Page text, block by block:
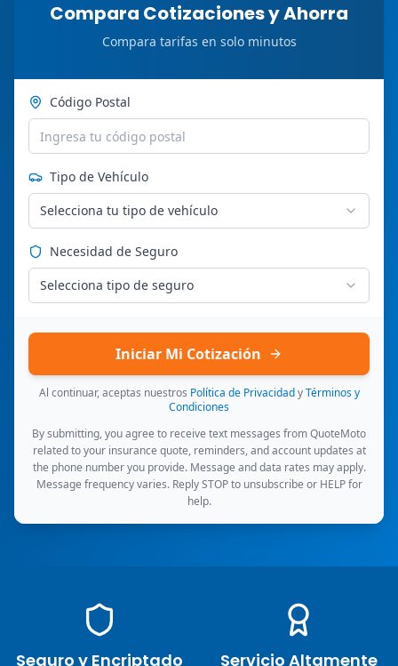
Compara Cotizaciones y Ahorra
Compara tarifas en solo minutos
Código Postal
Tipo de Vehículo
Selecciona tu tipo de vehículo
Necesidad de Seguro
Selecciona tipo de seguro
Iniciar Mi Cotización
Al continuar, aceptas nuestros Política de Privacidad y Términos y
Condiciones
By submitting, you agree to receive text messages from QuoteMoto
related to your insurance quote, reminders, and account updates at
the phone number you provide. Message and data rates may apply.
Message frequency varies. Reply STOP to unsubscribe or HELP for
help.
Seguro y Encriptado
Servicio Altamente